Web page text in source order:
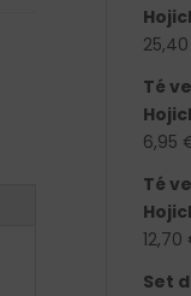
25,40
Té
6,95
Té
12,70
Set